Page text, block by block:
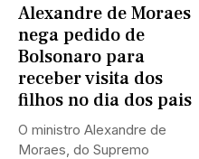
Alexandre de Moraes
nega pedido de
Bolsonaro para
receber visita dos
filhos no dia dos pais
O ministro Alexandre de
Moraes, do Supremo